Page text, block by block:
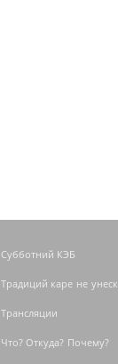
Субботний КЭБ
Традиций каре не унеск
Трансляции
Что? Откуда? Почему?